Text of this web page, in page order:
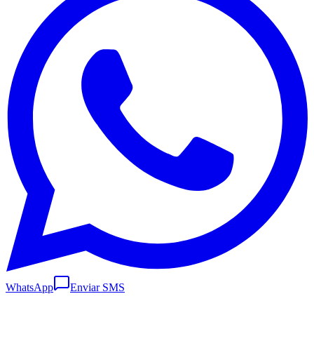
WhatsApp Enviar SMS